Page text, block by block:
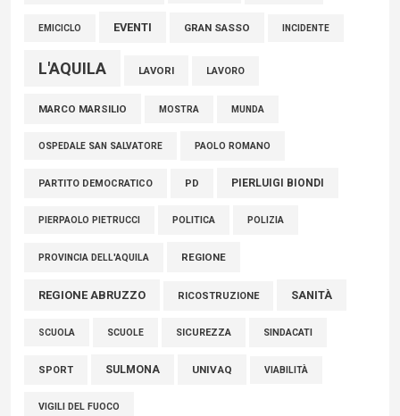
EMICICLO EVENTI GRAN SASSO INCIDENTE
L'AQUILA LAVORI LAVORO
MARCO MARSILIO MOSTRA MUNDA
OSPEDALE SAN SALVATORE PAOLO ROMANO
PARTITO DEMOCRATICO PD PIERLUIGI BIONDI
PIERPAOLO PIETRUCCI POLITICA POLIZIA
PROVINCIA DELL'AQUILA REGIONE
REGIONE ABRUZZO RICOSTRUZIONE SANITÀ
SCUOLA SCUOLE SICUREZZA SINDACATI
SPORT SULMONA UNIVAQ VIABILITÀ
VIGILI DEL FUOCO